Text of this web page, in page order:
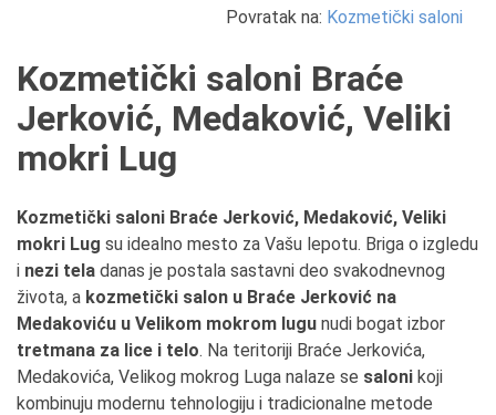
Povratak na: Kozmetički saloni
Kozmetički saloni Braće
Jerković, Medaković, Veliki
mokri Lug
Kozmetički saloni Braće Jerković, Medaković, Veliki
mokri Lug su idealno mesto za Vašu lepotu. Briga o izgledu
i nezi tela danas je postala sastavni deo svakodnevnog
života, a kozmetički salon u Braće Jerković na
Medakoviću u Velikom mokrom lugu nudi bogat izbor
tretmana za lice i telo. Na teritoriji Braće Jerkovića,
Medakovića, Velikog mokrog Luga nalaze se saloni koji
kombinuju modernu tehnologiju i tradicionalne metode